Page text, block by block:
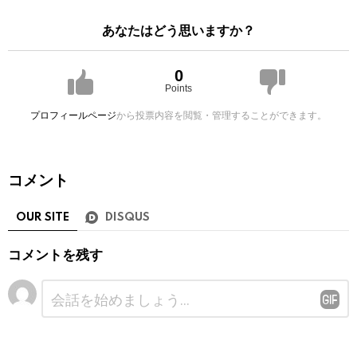
あなたはどう思いますか？
0
Points
プロフィールページから投票内容を閲覧・管理することができます。
コメント
OUR SITE DISQUS
コメントを残す